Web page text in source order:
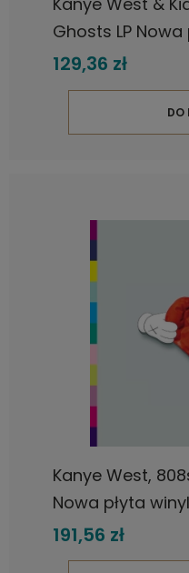
Ghosts LP
129,36 zł
DO
Kanye West,
Nowa płyta
191,56 zł